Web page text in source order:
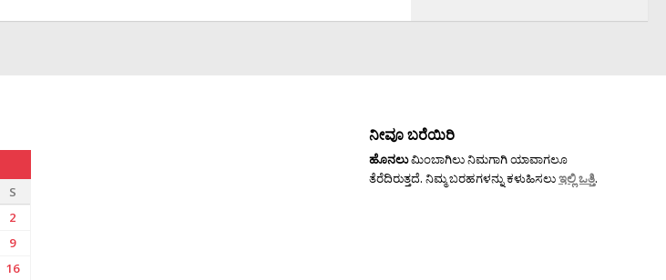
S
2
9
16
ನೀವೂ ಬರೆಯಿರಿ
ಹೊನಲುಮಿಂಬಾಗಿಲು ನಿಮಗಾಗಿ ಯಾವಾಗಲೂ
ತೆರೆದಿರುತ್ತದೆ. ನಿಮ್ಮ ಬರಹಗಳನ್ನು ಕಳುಹಿಸಲುಇಲ್ಲಿ ಒತ್ತಿ.